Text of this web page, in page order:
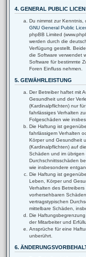
4. GENERAL PUBLIC
Du nimmst zur Kenntnis,
GNU General Public
phpBB Limited
werden durch die
Verfügung gestellt.
die Software verwendet
Software für bestimmte
Foren Einfluss nehmen.
5. GEWÄHRLEISTUNG
Der Betreiber haftet mit
Gesundheit und der
(Kardinalpflichten) nur
fahrlässiges Verhalten
Folgeschäden wie
Die Haftung ist
fahrlässigem Verhalten
Körper und Gesundheit
(Kardinalpflichten) auf
Schäden und im
Durchschnittsschäden
wie insbesondere
Die Haftung ist
Leben, Körper und
Verhalten des
vorhersehbaren
vertragstypischen
mittelbare Schäden,
Die
der Mitarbeiter und
Ansprüche für eine
unberührt.
6.